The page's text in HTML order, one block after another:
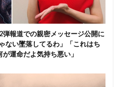
報道での親密メッセージ公開に
ない墜落してるわ」「これはち
運命だよ気持ち悪い」